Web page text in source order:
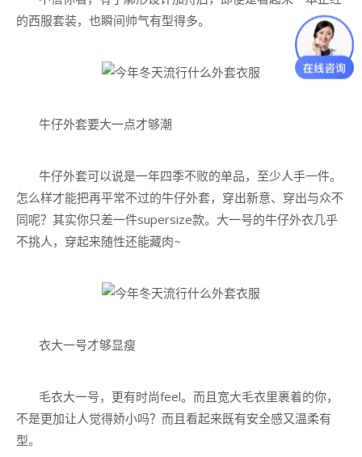
的西服套装，也瞬间帅气有型得多。
牛仔外套要大一点才够潮
牛仔外套可以说是一年四季不败的单品，至少人手一件。
怎么样才能把再平常不过的牛仔外套，穿出新意、穿出与众不
同呢？其实你只差一件supersize款。大一号的牛仔外衣几乎
不挑人，穿起来随性还能藏肉~
衣大一号才够显瘦
毛衣大一号，更有时尚feel。而且宽大毛衣里裹着的你，
不是更加让人觉得娇小吗？而且看起来既有安全感又温柔有
型。